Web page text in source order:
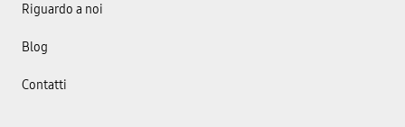
Riguardo a noi
Blog
Contatti